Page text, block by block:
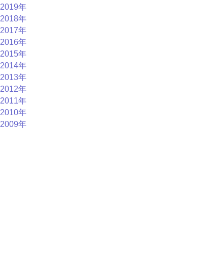
2019年
2018年
2017年
2016年
2015年
2014年
2013年
2012年
2011年
2010年
2009年